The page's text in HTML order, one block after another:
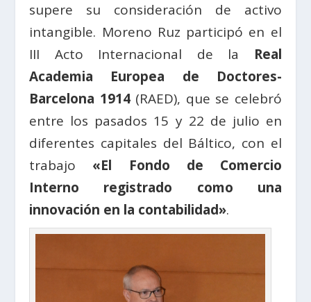
supere su consideración de activo
intangible. Moreno Ruz participó en el
III Acto Internacional de la Real
Academia Europea de Doctores-
Barcelona 1914(RAED), que se celebró
entre los pasados 15 y 22 de julio en
diferentes capitales del Báltico, con el
trabajo «El Fondo de Comercio
Interno registrado como una
innovación en la contabilidad».